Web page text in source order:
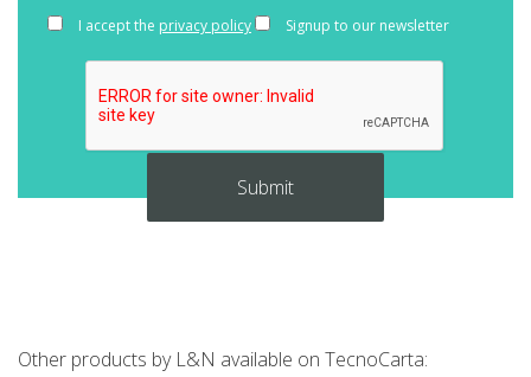
I accept the privacy policy Signup to our newsletter
Other products by L&N available on TecnoCarta: